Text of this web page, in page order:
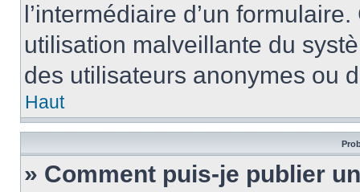
l’intermédiaire d’un
utilisation malveillante du
des utilisateurs anonymes ou
Haut
» Comment puis-je publier